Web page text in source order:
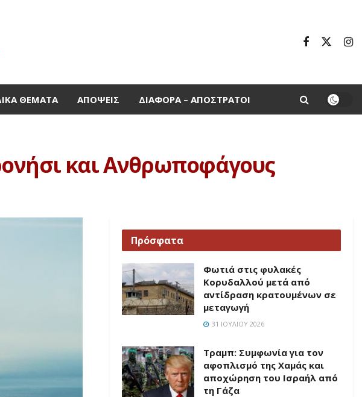
ΘΈΜΑΤΑ ΑΠΌΨΕΙΣ ΔΙΆΦΟΡΑ – ΑΠΌΣΤΡΑΤΟΙ
και Ανθρωποφάγους
Πρόσφατα
Φωτιά στις φυλακές
Κορυδαλλού μετά από
αντίδραση κρατουμένων σε
μεταγωγή
31 ΙΟΥΛΊΟΥ 2026
Τραμπ: Συμφωνία για τον
αφοπλισμό της Χαμάς και
αποχώρηση του Ισραήλ από
τη Γάζα